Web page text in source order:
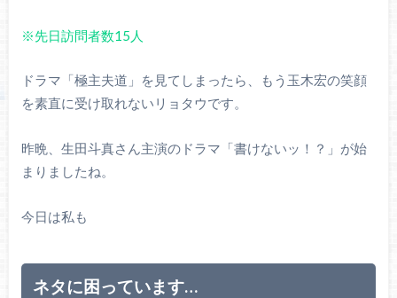
※先日訪問者数15人
ドラマ「極主夫道」を見てしまったら、もう玉木宏の笑顔
を素直に受け取れないリョタウです。
昨晩、生田斗真さん主演のドラマ「書けないッ！？」が始
まりましたね。
今日は私も
ネタに困っています…